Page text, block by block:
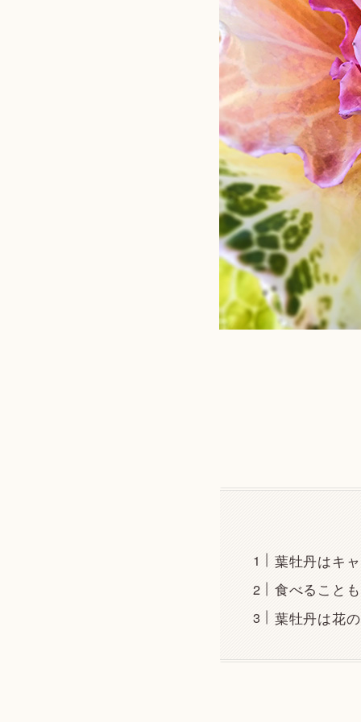
葉牡丹はキ
食べること
葉牡丹は花